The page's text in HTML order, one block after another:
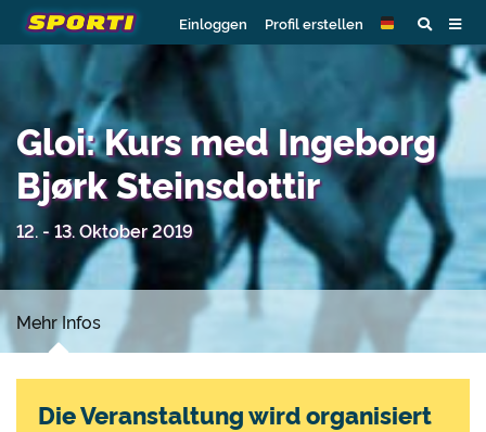
Einloggen Profil erstellen
Gloi: Kurs med Ingeborg
Bjørk Steinsdottir
12. - 13. Oktober 2019
Mehr Infos
Die Veranstaltung wird organisiert